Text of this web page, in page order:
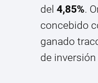
del 4,85%.
concebido
ganado
de